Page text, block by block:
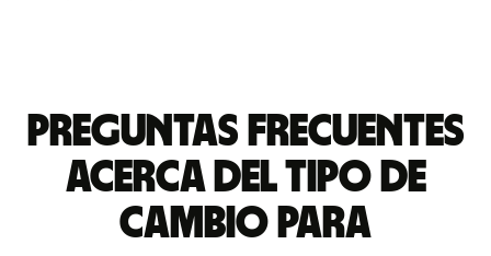
Preguntas frecuentes
acerca del tipo de
cambio para